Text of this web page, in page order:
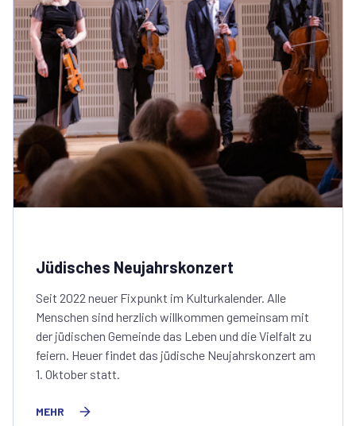
Jüdisches Neujahrskonzert
Seit 2022 neuer Fixpunkt im Kulturkalender. Alle
Menschen sind herzlich willkommen gemeinsam mit
der jüdischen Gemeinde das Leben und die Vielfalt zu
feiern. Heuer findet das jüdische Neujahrskonzert am
1. Oktober statt.
MEHR